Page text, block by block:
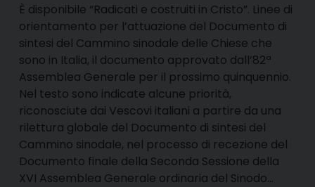
È disponibile “Radicati e costruiti in Cristo”. Linee di
orientamento per l’attuazione del Documento di
sintesi del Cammino sinodale delle Chiese che
sono in Italia, il documento approvato dall’82ª
Assemblea Generale per il prossimo quinquennio.
Nel testo sono indicate alcune priorità,
riconosciute dai Vescovi italiani a partire da una
rilettura globale del Documento di sintesi del
Cammino sinodale, nel processo di recezione del
Documento finale della Seconda Sessione della
XVI Assemblea Generale ordinaria del Sinodo…